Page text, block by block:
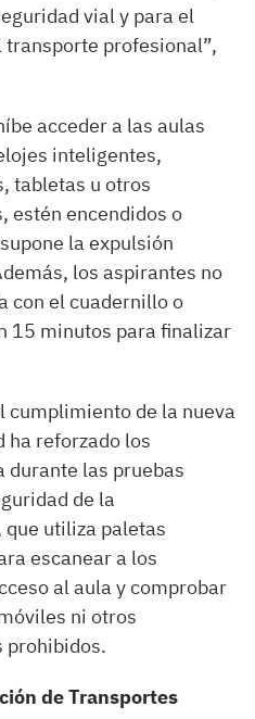
vial y para el
profesional”,
acceder a las aulas
inteligentes,
tabletas u otros
estén encendidos o
la expulsión
los aspirantes no
con el cuadernillo o
15 minutos para finalizar
cumplimiento de la nueva
ha reforzado los
durante las pruebas
de la
utiliza paletas
escanear a los
al aula y comprobar
ni otros
prohibidos.
de Transportes